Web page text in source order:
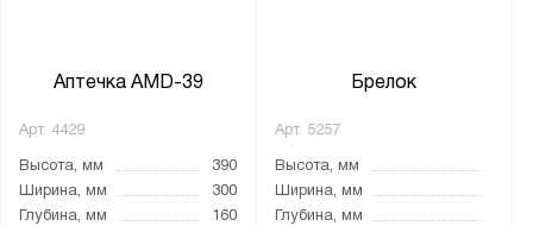
Аптечка AMD-39
Арт. 4429
Высота, мм
390
Ширина, мм
300
Глубина, мм
160
Брелок
Арт. 5257
Высота, мм
Ширина, мм
Глубина, мм
1 ключевой
Электронный